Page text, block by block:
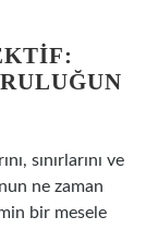
sınırlarını ve
ne zaman
bir mesele